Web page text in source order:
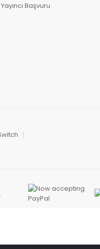
Yayıncı Başvuru